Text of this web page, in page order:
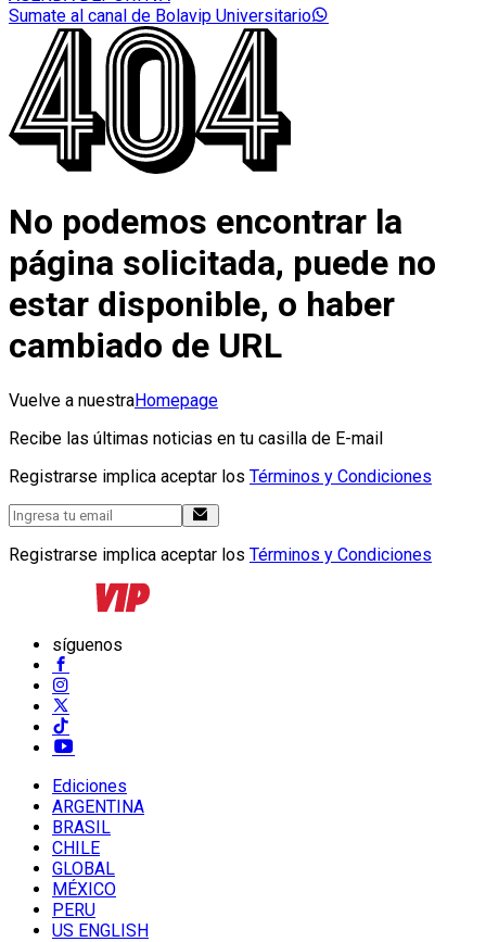
Sumate al canal de Bolavip Universitario
No podemos encontrar la
página solicitada, puede no
estar disponible, o haber
cambiado de URL
Vuelve a nuestraHomepage
Recibe las últimas noticias en tu casilla de E-mail
Registrarse implica aceptar los Términos y Condiciones
Registrarse implica aceptar los Términos y Condiciones
síguenos
Ediciones
ARGENTINA
BRASIL
CHILE
GLOBAL
MÉXICO
PERU
US ENGLISH